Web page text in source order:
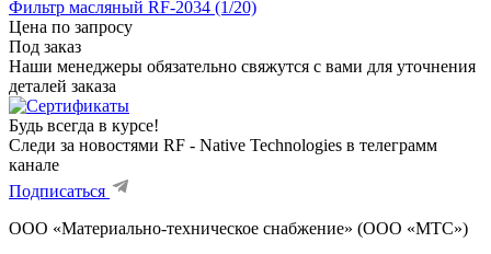
Фильтр масляный RF-2034 (1/20)
Цена по запросу
Под заказ
Наши менеджеры обязательно свяжутся с вами для уточнения
деталей заказа
Будь всегда в курсе!
Следи за новостями RF - Native Technologies в телеграмм
канале
Подписаться
ООО «Материально-техническое снабжение» (ООО «МТС»)